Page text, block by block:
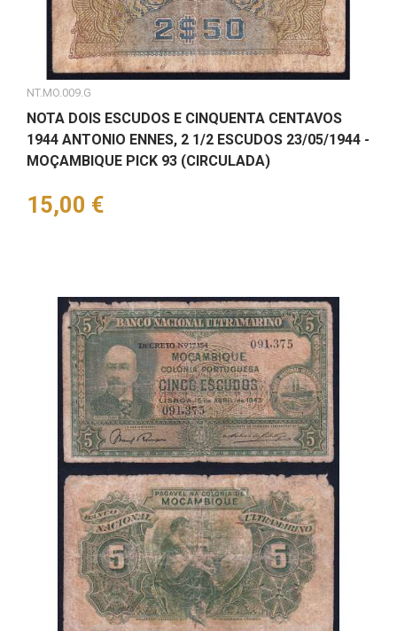
NT.MO.009.G
NOTA DOIS ESCUDOS E CINQUENTA CENTAVOS
1944 ANTONIO ENNES, 2 1/2 ESCUDOS 23/05/1944 -
MOÇAMBIQUE PICK 93 (CIRCULADA)
Preço
15,00 €